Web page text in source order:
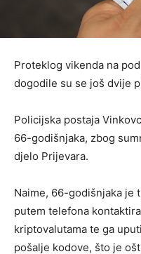
Proteklog vikenda na
dogodile su se još dvije
Policijska postaja
66-godišnjaka, zbog
djelo Prijevara.
Naime, 66-godišnjaka je
putem telefona
kriptovalutama te ga
pošalje kodove, što je